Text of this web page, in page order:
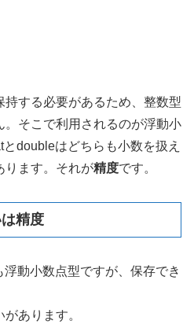
持する必要があるため、整数型
。そこで利用されるのが浮動小
doubleはどちらも小数を扱え
ります。それが精度です。
精度
動小数点型ですが、保存でき
あります。